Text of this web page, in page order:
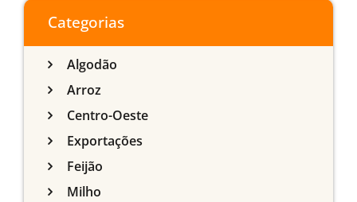
do Sul
Categorias
Algodão
Arroz
Centro-Oeste
Exportações
Feijão
Milho